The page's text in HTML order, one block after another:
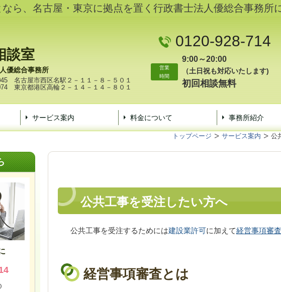
ら、名古屋・東京に拠点を置く行政書士法人優総合事務所
談室
優総合事務所
名古屋市西区名駅２－１１－８－５０１
東京都港区高輪２－１４－１４－８０１
0120-928-714
営業
時間
9:00～20:00
（土日祝も対応いたします)
初回相談無料
サービス案内 料金について 事務所紹介
トップページ サービス案内 公
公共工事を受注したい方へ
公共工事を受注するためには建設業許可に加えて経営事項審査
経営事項審査とは